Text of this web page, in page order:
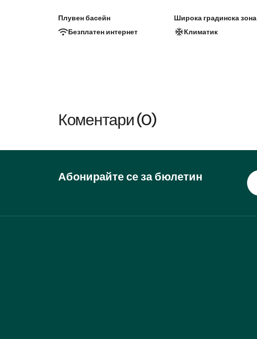
Плувен басейн Широка градинска зона
Безплатен интернет
Климатик
Коментари (0)
Абонирайте се за бюлетин